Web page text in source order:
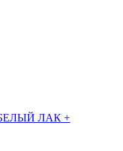
БЕЛЫЙ ЛАК +